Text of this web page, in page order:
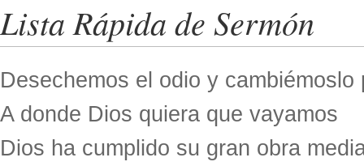
Lista Rápida de Sermón
Desechemos el odio y cambiémoslo
A donde Dios quiera que vayamos
Dios ha cumplido su gran obra